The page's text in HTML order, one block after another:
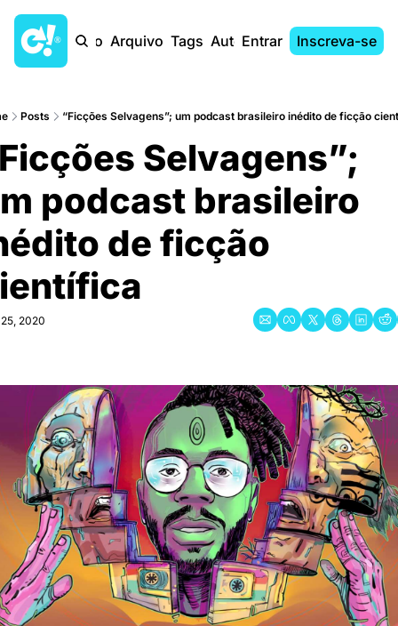
Início Arquivo Tags AutoresEntrar Inscreva-se
Posts “Ficções Selvagens”; um podcast brasileiro inédito de ficção
Selvagens”;
podcast brasileiro
de ficção
2020